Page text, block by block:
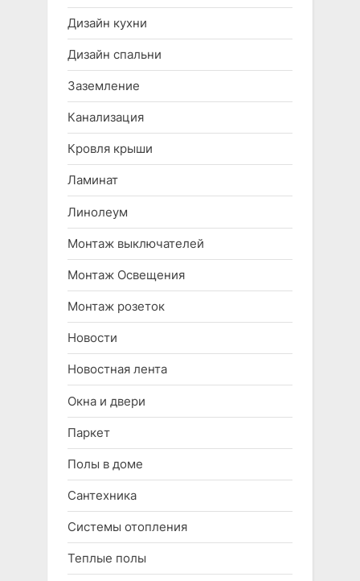
Дизайн кухни
Дизайн спальни
Заземление
Канализация
Кровля крыши
Ламинат
Линолеум
Монтаж выключателей
Монтаж Освещения
Монтаж розеток
Новости
Новостная лента
Окна и двери
Паркет
Полы в доме
Сантехника
Системы отопления
Теплые полы